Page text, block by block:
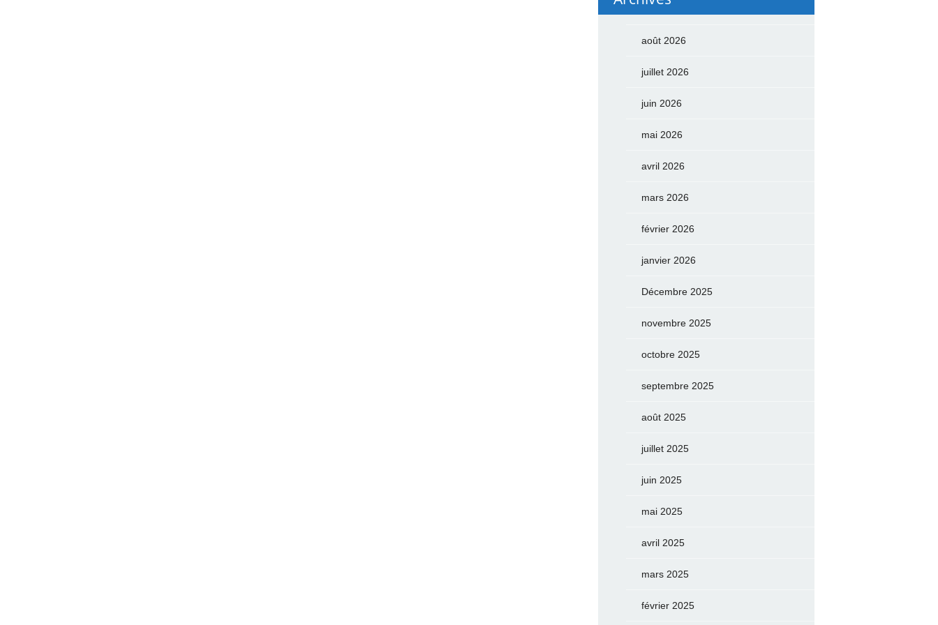
août 2026
juillet 2026
juin 2026
mai 2026
avril 2026
mars 2026
février 2026
janvier 2026
Décembre 2025
novembre 2025
octobre 2025
septembre 2025
août 2025
juillet 2025
juin 2025
mai 2025
avril 2025
mars 2025
février 2025